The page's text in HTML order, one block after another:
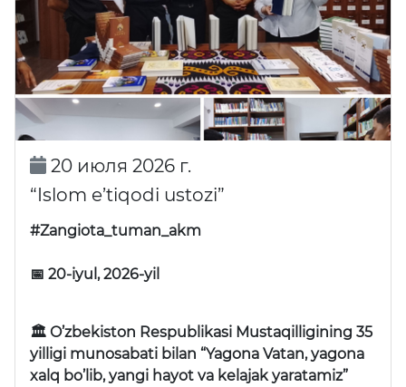
20 июля 2026 г.
“Islom e’tiqodi ustozi”
#Zangiota_tuman_akm
📅 20-iyul, 2026-yil
🏛 O’zbekiston Respublikasi Mustaqilligining 35
yilligi munosabati bilan “Yagona Vatan, yagona
xalq bo’lib, yangi hayot va kelajak yaratamiz”